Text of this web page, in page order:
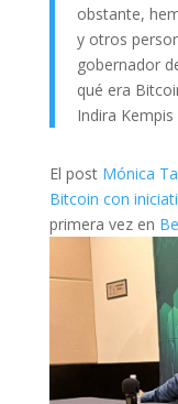
obstante,
y otros
gobernador
qué era
Indira
El post Mónica
Bitcoin con
primera vez en